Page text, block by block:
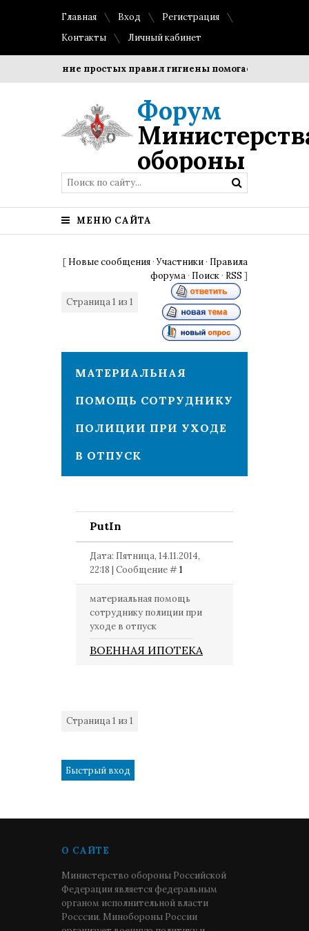
Главная Вход
Регистрация
Контакты
Личный кабинет
Соблюдение простых правил гигиены помогает
Форум
обороны
МЕНЮ САЙТА
[ Новые сообщения ·Участники · Правила
форума · Поиск · RSS ]
Страница1 из 1
МАТЕРИАЛЬНАЯ
ПОМОЩЬ СОТРУДНИКУ
ПОЛИЦИИ ПРИ УХОДЕ
В ОТПУСК
PutIn
Дата: Пятница, 14.11.2014,
22:18 | Сообщение #1
материальная помощь
сотруднику полиции при
уходе в отпуск
ВОЕННАЯ ИПОТЕКА
Страница1 из 1
О САЙТЕ
Министерство обороны Российской
Федерации является федеральным
органом исполнительной власти
Росссии. Минобороны России